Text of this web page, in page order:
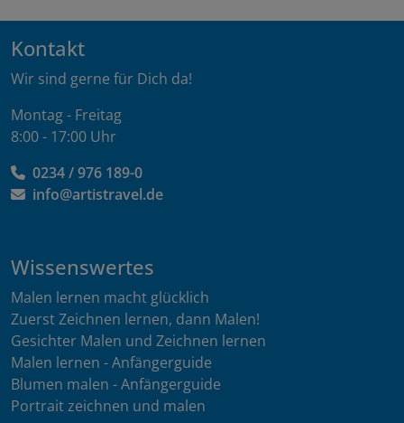
Kontakt
Wir sind gerne für Dich da!
Montag - Freitag
8:00 - 17:00 Uhr
0234 / 976 189-0
info@artistravel.de
Wissenswertes
Malen lernen macht glücklich
Zuerst Zeichnen lernen, dann Malen!
Gesichter Malen und Zeichnen lernen
Malen lernen - Anfängerguide
Blumen malen - Anfängerguide
Portrait zeichnen und malen